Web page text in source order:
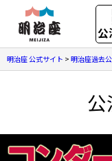
公
明治座 公式サイト > 明治座過去